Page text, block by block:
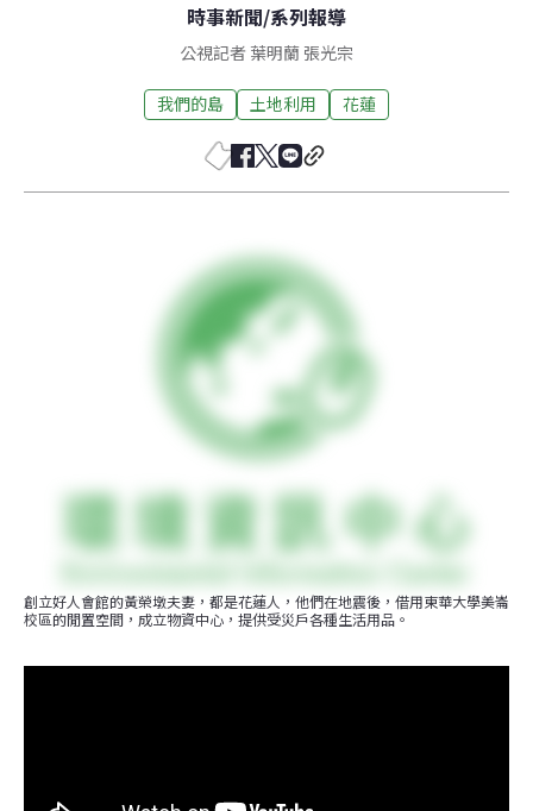
時事新聞/系列報導
公視記者 葉明蘭 張光宗
我們的島 土地利用 花蓮
創立好人會館的黃榮墩夫妻，都是花蓮人，他們在地震後，借用東華大學美崙
校區的閒置空間，成立物資中心，提供受災戶各種生活用品。